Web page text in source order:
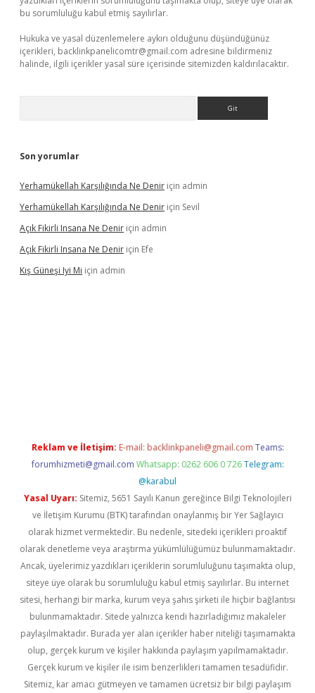
bu sorumluluğu kabul etmiş sayılırlar.
Hukuka ve yasal düzenlemelere aykırı olduğunu düşündüğünüz
içerikleri, backlinkpanelicomtr@gmail.com adresine bildirmeniz
halinde, ilgili içerikler yasal süre içerisinde sitemizden kaldırılacaktır.
Son yorumlar
Yerhamükellah Karşılığında Ne Denir için admin
Yerhamükellah Karşılığında Ne Denir için Sevil
Açık Fikirli Insana Ne Denir için admin
Açık Fikirli Insana Ne Denir için Efe
Kış Güneşi Iyi Mi için admin
Reklam ve İletişim: E-mail: backlinkpaneli@gmail.com Teams:
forumhizmeti@gmail.com Whatsapp: 0262 606 0 726 Telegram:
@karabul
Yasal Uyarı: Sitemiz, 5651 Sayılı Kanun gereğince Bilgi Teknolojileri
ve İletişim Kurumu (BTK) tarafından onaylanmış bir Yer Sağlayıcı
olarak hizmet vermektedir. Bu nedenle, sitedeki içerikleri proaktif
olarak denetleme veya araştırma yükümlülüğümüz bulunmamaktadır.
Ancak, üyelerimiz yazdıkları içeriklerin sorumluluğunu taşımakta olup,
siteye üye olarak bu sorumluluğu kabul etmiş sayılırlar. Bu internet
sitesi, herhangi bir marka, kurum veya şahıs şirketi ile hiçbir bağlantısı
bulunmamaktadır. Sitede yalnızca kendi hazırladığımız makaleler
paylaşılmaktadır. Burada yer alan içerikler haber niteliği taşımamakta
olup, gerçek kurum ve kişiler hakkında paylaşım yapılmamaktadır.
Gerçek kurum ve kişiler ile isim benzerlikleri tamamen tesadüfidir.
Sitemiz, kar amacı gütmeyen ve tamamen ücretsiz bir bilgi paylaşım